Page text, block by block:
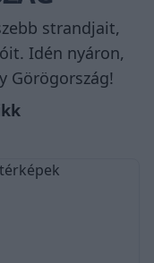
strandjait,
Idén nyáron,
Görögország!